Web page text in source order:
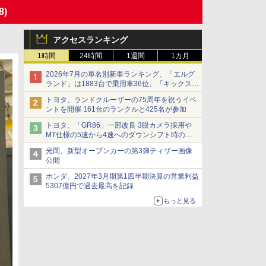
アクセスランキング
1時間 24時間 1週間 1カ月
2026年7月の車名別新車ランキング、「エルグ
ランド」は1883台で乗用車36位、「キックス」
は2591台で27位に
トヨタ、ランドクルーザーの75周年を祝うイベ
ントを開催 161台のランクルと425名が参加
トヨタ、「GR86」一部改良 3眼カメラ採用や
MT仕様の5速から4速へのダウンシフト時の操
作性向上など
光岡、新型オープンカーの第3弾ティザー画像
公開
ホンダ、2027年3月期第1四半期決算の営業利益
5307億円で過去最高を記録
もっと見る